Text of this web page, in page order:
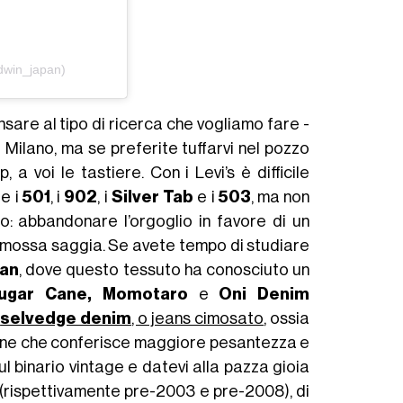
al tipo di ricerca che vogliamo fare -
Milano, ma se preferite tuffarvi nel pozzo
a voi le tastiere. Con i Levi’s è difficile
i501 , i 902, i Silver Tab e i503, ma non
l’orgoglio in favore di un
saggia. Se avete tempo di studiare
, dove questo tessuto ha conosciuto un
Cane, Momotaro e Oni Denim
selvedge denim, o jeans cimosato, ossia
che conferisce maggiore pesantezza e
binario vintage e datevi alla pazza gioia
(rispettivamente pre-2003 e pre-2008), di